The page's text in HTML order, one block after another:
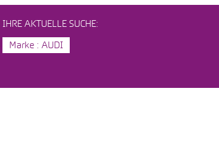
IHRE AKTUELLE SUCHE:
Marke : AUDI